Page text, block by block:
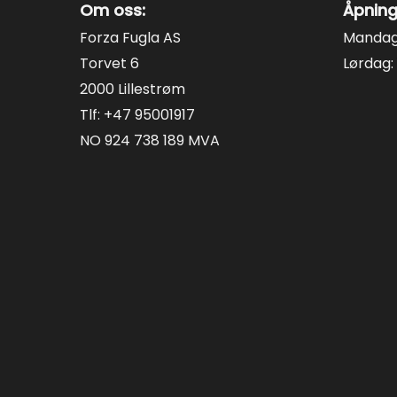
Om oss:
Forza Fugla AS
Torvet 6
2000 Lillestrøm
Tlf: +47 95001917
NO 924 738 189 MVA
Lørdag: